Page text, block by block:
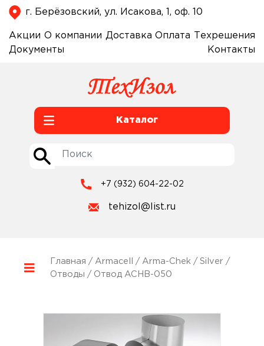
г. Берёзовский, ул. Исакова, 1, оф. 10
Акции О компании Доставка Оплата
Техрешения
Документы
Контакты
Каталог
+7 (932) 604-22-02
tehizol@list.ru
Главная / Armacell / Arma-Chek / Silver /
Отводы / Отвод ACHB-050